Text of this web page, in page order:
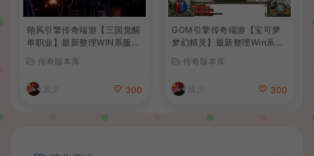
翎风引擎传奇端游【三国觉醒
单职业】最新整理WIN系服务
+视频教程
传奇版本库
波少 300
GOM引擎传奇端游【宝可梦
梦幻精灵】最新整理Win系服
建教程+视频教程
传奇版本库
波少 300